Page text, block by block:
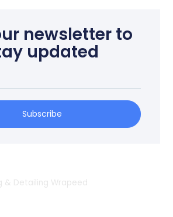
newsletter to
updated
Subscribe